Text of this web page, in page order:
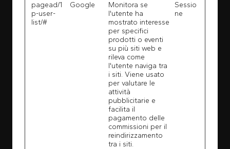
pagead/1
p-user-
list/#
Google
Monitora se
l'utente ha
mostrato interesse
per specifici
prodotti o eventi
su più siti web e
rileva come
l'utente naviga tra
i siti. Viene usato
per valutare le
attività
pubblicitarie e
facilita il
pagamento delle
commissioni per il
reindirizzamento
tra i siti.
Sessio
ne